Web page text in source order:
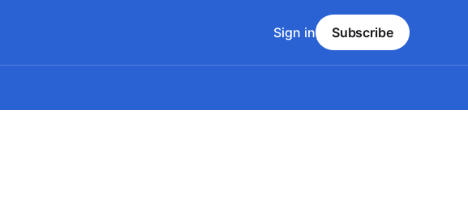
Sign in Subscribe